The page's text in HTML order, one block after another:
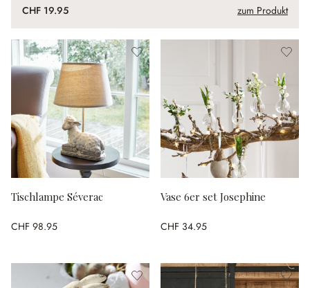
CHF 19.95 zum Produkt
Tischlampe Séverac
CHF 98.95
Vase 6er set Josephine
CHF 34.95